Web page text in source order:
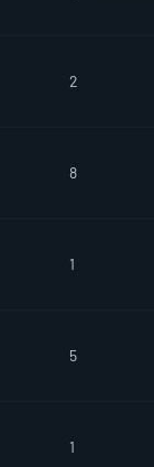
2
8
1
5
1